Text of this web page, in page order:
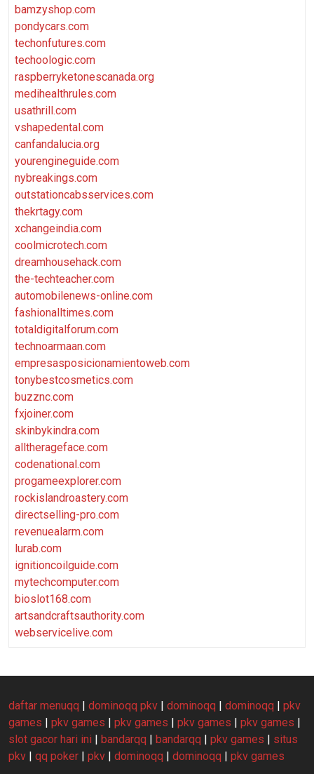
bamzyshop.com
pondycars.com
techonfutures.com
techoologic.com
raspberryketonescanada.org
medihealthrules.com
usathrill.com
vshapedental.com
canfandalucia.org
yourengineguide.com
nybreakings.com
outstationcabsservices.com
thekrtagy.com
xchangeindia.com
coolmicrotech.com
dreamhousehack.com
the-techteacher.com
automobilenews-online.com
fashionalltimes.com
totaldigitalforum.com
technoarmaan.com
empresasposicionamientoweb.com
tonybestcosmetics.com
buzznc.com
fxjoiner.com
skinbykindra.com
alltherageface.com
codenational.com
progameexplorer.com
rockislandroastery.com
directselling-pro.com
revenuealarm.com
lurab.com
ignitioncoilguide.com
mytechcomputer.com
bioslot168.com
artsandcraftsauthority.com
webservicelive.com
daftar menuqq | dominoqq pkv | dominoqq | dominoqq | pkv
games | pkv games | pkv games | pkv games | pkv games |
slot gacor hari ini | bandarqq | bandarqq | pkv games | situs
pkv | qq poker | pkv | dominoqq | dominoqq | pkv games